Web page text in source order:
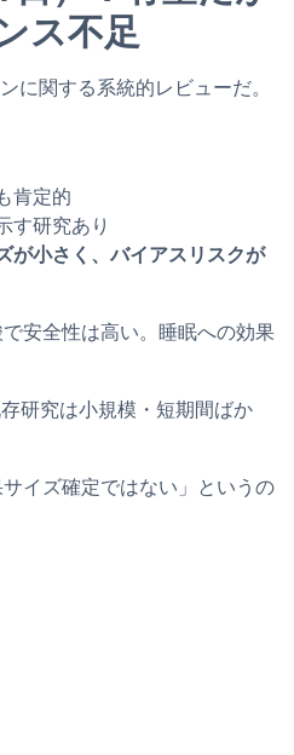
ス不足
に関する系統的レビューだ。
肯定的
す研究あり
が小さく、バイアスリスクが
安全性は高い。睡眠への効果
研究は小規模・短期間ばか
イズ確定ではない」というの
品ページへ